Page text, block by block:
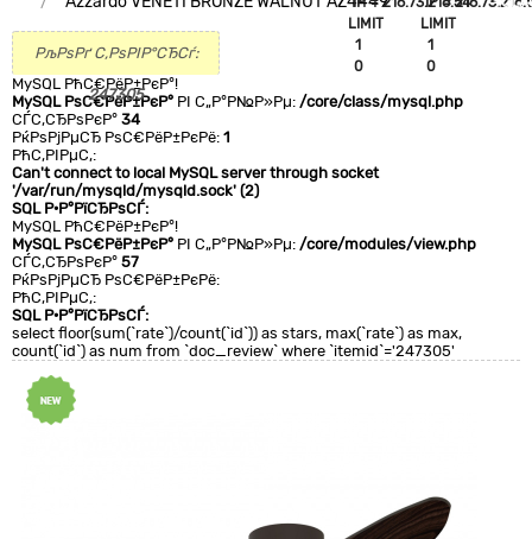
LIMIT
1
0
LIMIT
1
0
РљРѕРґ С‚РѕРІР°СЂСѓ:
247305
MySQL РћС€РёР±РєР°!
MySQL РѕС€РёР±РєР° РІ С„Р°Р№Р»Рµ: /core/class/mysql.php
СЃС‚СЂРѕРєР° 34
РќРѕРјРµСЂ РѕС€РёР±РєРё: 1
РћС‚РІРµС‚:
Can't connect to local MySQL server through socket
'/var/run/mysqld/mysqld.sock' (2)
SQL Р·Р°РїСЂРѕСЃ:
MySQL РћС€РёР±РєР°!
MySQL РѕС€РёР±РєР° РІ С„Р°Р№Р»Рµ: /core/modules/view.php
СЃС‚СЂРѕРєР° 57
РќРѕРјРµСЂ РѕС€РёР±РєРё:
РћС‚РІРµС‚:
SQL Р·Р°РїСЂРѕСЃ:
select floor(sum(`rate`)/count(`id`)) as stars, max(`rate`) as max,
count(`id`) as num from `doc_review` where `itemid`='247305'